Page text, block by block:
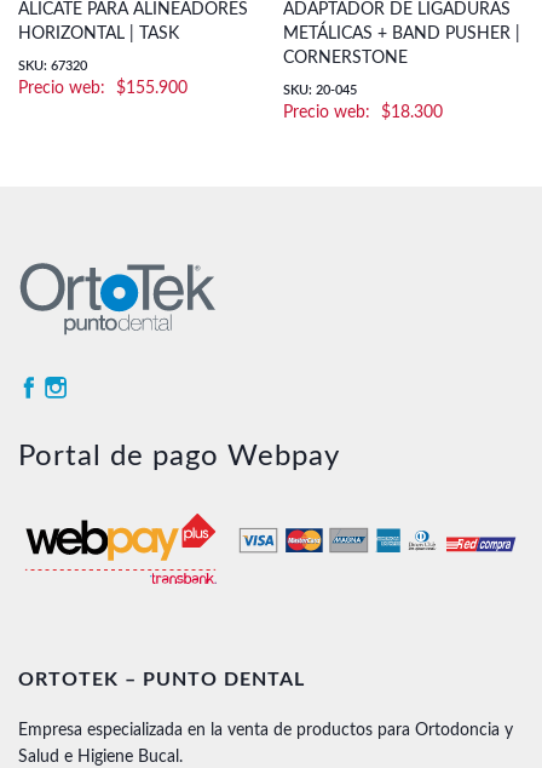
ALICATE PARA ALINEADORES
HORIZONTAL | TASK
SKU: 67320
$155.900
ADAPTADOR DE LIGADURAS
METÁLICAS + BAND PUSHER |
CORNERSTONE
SKU: 20-045
$18.300
Portal de pago Webpay
ORTOTEK – PUNTO DENTAL
Empresa especializada en la venta de productos para Ortodoncia y
Salud e Higiene Bucal.